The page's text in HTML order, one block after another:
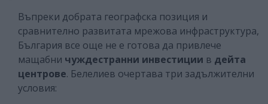
Въпреки добрата географска позиция и
сравнително развитата мрежова инфраструктура,
България все още не е готова да привлече
мащабни чуждестранни инвестиции в дейта
центрове. Белелиев очертава три задължителни
условия: